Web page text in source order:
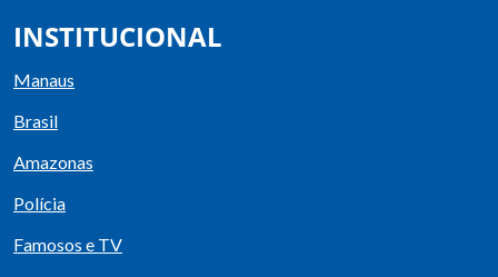
INSTITUCIONAL
Manaus
Brasil
Amazonas
Polícia
Famosos e TV